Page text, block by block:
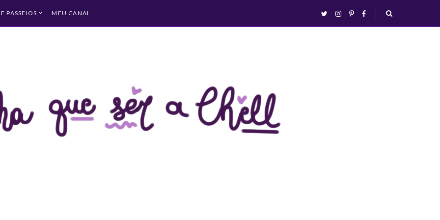
PASSEIOS MEU CANAL twitterinstagram
pinterestfacebook
busca